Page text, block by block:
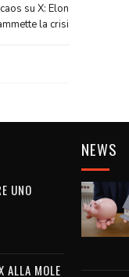
su X: Elon
la crisi
UNO
ALLA MOLE
NEWS